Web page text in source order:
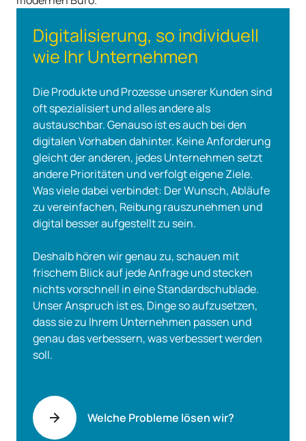
Digitalisierung, so individuell
wie Ihr Unternehmen
Die Produkte und Prozesse unserer Kunden sind
oft spezialisiert und alles andere als
austauschbar. Genauso ist es auch bei den
digitalen Vorhaben dahinter. Keine Anforderung
gleicht der anderen, jedes Unternehmen setzt
andere Prioritäten und verfolgt eigene Ziele.
Was viele dabei verbindet: Der Wunsch, Abläufe
zu vereinfachen, Reibung rauszunehmen und
digital besser aufgestellt zu sein.
Deshalb hören wir genau zu, schauen mit
frischem Blick auf jede Anfrage und stecken
nichts vorschnell in eine Standardschublade.
Unser Anspruch ist es, Dinge so aufzusetzen,
dass sie zu Ihrem Unternehmen passen und
genau das verbessern, was verbessert werden
soll.
Welche Probleme lösen wir?